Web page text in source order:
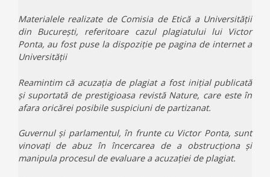
Materialele realizate de Comisia de Etică a Universității
din București, referitoare cazul plagiatului lui Victor
Ponta, au fost puse la dispoziție pe pagina de internet a
Universității
Reamintim că acuzația de plagiat a fost inițial publicată
și suportată de prestigioasa revistă Nature, care este în
afara oricărei posibile suspiciuni de partizanat.
Guvernul și parlamentul, în frunte cu Victor Ponta, sunt
vinovați de abuz în încercarea de a obstrucționa și
manipula procesul de evaluare a acuzației de plagiat.